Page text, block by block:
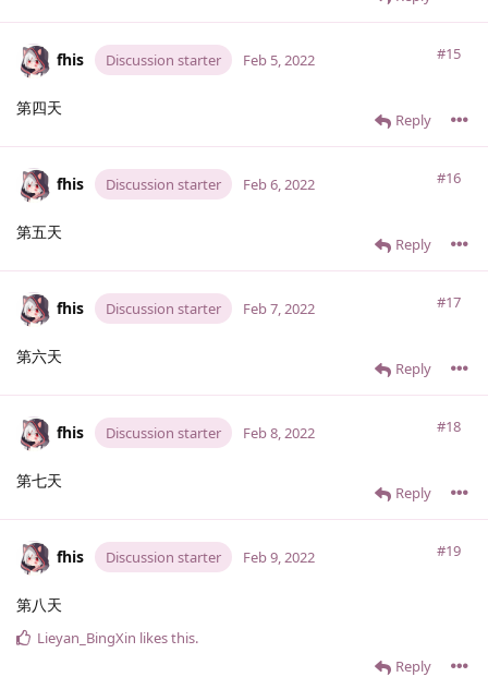
fhis Discussion starter #15
Feb 5, 2022
第四天
Reply
fhis Discussion starter #16
Feb 6, 2022
第五天
Reply
fhis Discussion starter #17
Feb 7, 2022
第六天
Reply
fhis Discussion starter #18
Feb 8, 2022
第七天
Reply
fhis Discussion starter #19
Feb 9, 2022
第八天
Reply
Lieyan_BingXin likes this.